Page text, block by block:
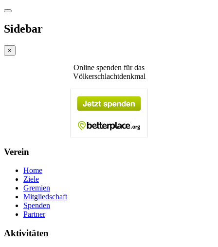
Sidebar
×
Online spenden für das
Völkerschlachtdenkmal
Verein
Home
Ziele
Gremien
Mitgliedschaft
Spenden
Partner
Aktivitäten